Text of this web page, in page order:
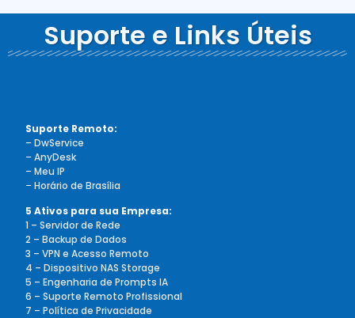
Suporte e Links Úteis
Suporte Remoto:
–DwService
–AnyDesk
–Meu IP
–Horário de Brasília
5 Ativos para sua Empresa:
1 – Servidor de Rede
2 – Backup de Dados
3 – VPN e Acesso Remoto
4 – Dispositivo NAS Storage
5 – Engenharia de Prompts IA
6 – Suporte Remoto Profissional
7 – Política de Privacidade